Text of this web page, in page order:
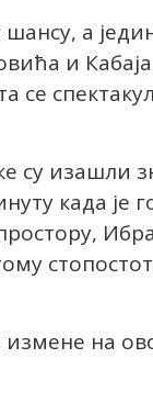
а
и
изашли
када је
Ибра
на